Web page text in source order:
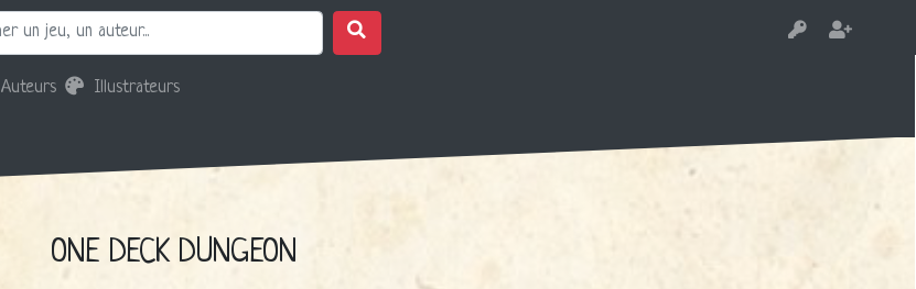
Auteurs
Illustrateurs
ONE DECK DUNGEON